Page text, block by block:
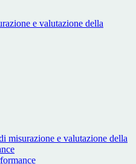
e valutazione della
misurazione e valutazione della